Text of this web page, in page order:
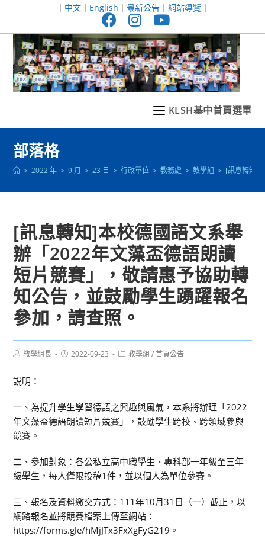
至
｜ 中文｜ English ｜ 最新公告｜ 網站導覽｜
KLSH基中首頁選單
部落格
> 2022 年 > 9 月 > 23 日 > 行政單位 > 教務處 > 教學組 > [訊息轉知]
[訊息轉知]本校德國語文系舉
辦「2022年文藻盃德語朗讀
短片競賽」，敬請惠予協助轉
知公告，並鼓勵學生踴躍報名
參加，請查照。
Post教學組長
Post2022-09-23
Post教學組 / 首頁公告
說明：
一、為提升學生學習德語之興趣與風氣，本系將辦理「2022
年文藻盃德語朗讀短片競賽」，鼓勵學生跨校、跨領域參與
競賽。
二、參加對象：各公私立高中職學生、專科部一年級至三年
級學生，每人僅限投稿1件，並以個人為單位參賽。
三、報名及資料繳交方式：111年10月31日（一）截止，以
網路報名並將競賽檔案上傳至網站：
https://forms.gle/hMjJTx3FxXgFyG219。